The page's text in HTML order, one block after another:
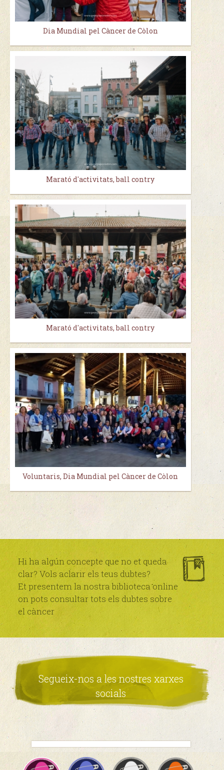
Dia Mundial pel Càncer de Còlon
Marató d'activitats, ball contry
Marató d'activitats, ball contry
Voluntaris, Dia Mundial pel Càncer de Còlon
Hi ha algún concepte que no et queda
clar? Vols aclarir els teus dubtes?
Et presentem la nostra biblioteca online
on pots consultar tots els dubtes sobre
el càncer
Segueix-nos a les nostres xarxes
socials